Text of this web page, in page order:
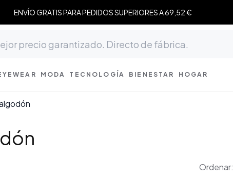
ENVÍO GRATIS PARA PEDIDOS SUPERIORES A 69,52 €
MODA TECNOLOGÍA BIENESTAR HOGAR
Ordenar: